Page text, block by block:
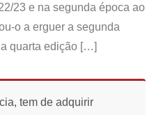
23 e na segunda época ao
o a erguer a segunda
quarta edição […]
tem de adquirir